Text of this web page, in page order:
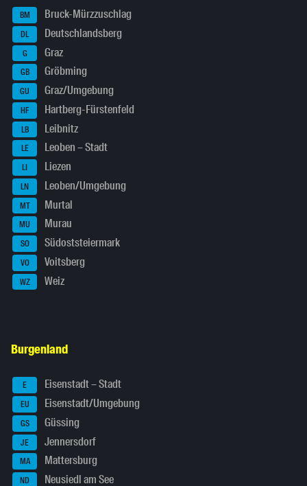
BM Bruck-Mürzzuschlag
DL Deutschlandsberg
G Graz
GB Gröbming
GU Graz/Umgebung
HF Hartberg-Fürstenfeld
LB Leibnitz
LE Leoben – Stadt
LI Liezen
LN Leoben/Umgebung
MT Murtal
MU Murau
SO Südoststeiermark
VO Voitsberg
WZ Weiz
Burgenland
E Eisenstadt – Stadt
EU Eisenstadt/Umgebung
GS Güssing
JE Jennersdorf
MA Mattersburg
ND Neusiedl am See